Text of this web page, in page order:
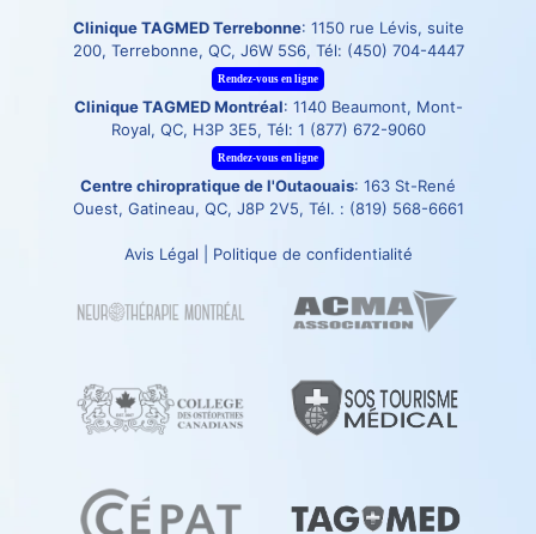
Clinique TAGMED Terrebonne: 1150 rue Lévis, suite
200, Terrebonne, QC, J6W 5S6, Tél: (450) 704-4447
Rendez-vous en ligne
Clinique TAGMED Montréal: 1140 Beaumont, Mont-
Royal, QC, H3P 3E5, Tél: 1 (877) 672-9060
Rendez-vous en ligne
Centre chiropratique de l'Outaouais: 163 St-René
Ouest, Gatineau, QC, J8P 2V5, Tél. : (819) 568-6661
Avis Légal Politique de confidentialité